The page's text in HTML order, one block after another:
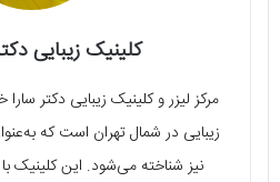
کلینیک زیبایی
مرکز لیزر و کلینیک زیبایی دکتر سارا
زیبایی در شمال تهران است که
نیز شناخته می‌شود. این کلینیک